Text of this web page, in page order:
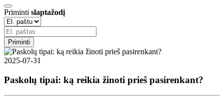
Priminti slaptažodį
Priminti
2025-07-31
Paskolų tipai: ką reikia žinoti prieš pasirenkant?